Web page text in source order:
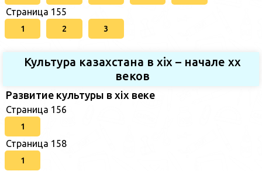
Страница 155
1 2 3
Культура казахстана в xix – начале хх
веков
Развитие культуры в xix веке
Страница 156
1
Страница 158
1